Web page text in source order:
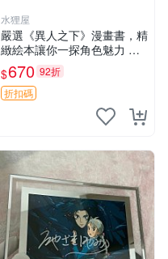
水狸屋
嚴選《異人之下》漫畫書，精
緻絵本讓你一探角色魅力 異
人之下 漫畫 連環畫
$670 92折
折扣碼